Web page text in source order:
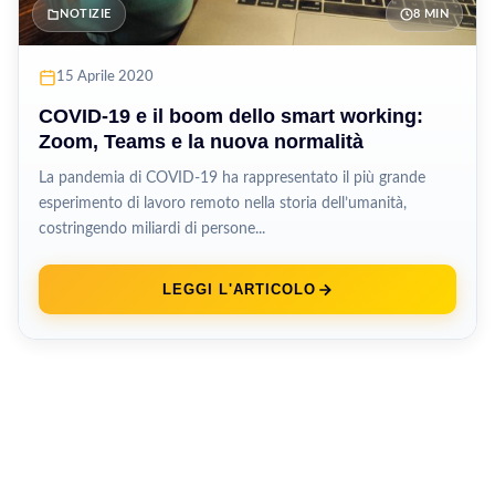
NOTIZIE 8 MIN
15 Aprile 2020
COVID-19 e il boom dello smart working:
Zoom, Teams e la nuova normalità
La pandemia di COVID-19 ha rappresentato il più grande
esperimento di lavoro remoto nella storia dell’umanità,
costringendo miliardi di persone...
LEGGI L'ARTICOLO